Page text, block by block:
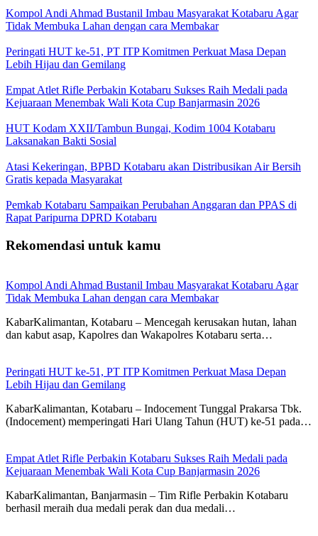
Kompol Andi Ahmad Bustanil Imbau Masyarakat Kotabaru Agar
Tidak Membuka Lahan dengan cara Membakar
Peringati HUT ke-51, PT ITP Komitmen Perkuat Masa Depan
Lebih Hijau dan Gemilang
Empat Atlet Rifle Perbakin Kotabaru Sukses Raih Medali pada
Kejuaraan Menembak Wali Kota Cup Banjarmasin 2026
HUT Kodam XXII/Tambun Bungai, Kodim 1004 Kotabaru
Laksanakan Bakti Sosial
Atasi Kekeringan, BPBD Kotabaru akan Distribusikan Air Bersih
Gratis kepada Masyarakat
Pemkab Kotabaru Sampaikan Perubahan Anggaran dan PPAS di
Rapat Paripurna DPRD Kotabaru
Rekomendasi untuk kamu
Kompol Andi Ahmad Bustanil Imbau Masyarakat Kotabaru Agar
Tidak Membuka Lahan dengan cara Membakar
KabarKalimantan, Kotabaru – Mencegah kerusakan hutan, lahan
dan kabut asap, Kapolres dan Wakapolres Kotabaru serta…
Peringati HUT ke-51, PT ITP Komitmen Perkuat Masa Depan
Lebih Hijau dan Gemilang
KabarKalimantan, Kotabaru – Indocement Tunggal Prakarsa Tbk.
(Indocement) memperingati Hari Ulang Tahun (HUT) ke-51 pada…
Empat Atlet Rifle Perbakin Kotabaru Sukses Raih Medali pada
Kejuaraan Menembak Wali Kota Cup Banjarmasin 2026
KabarKalimantan, Banjarmasin – Tim Rifle Perbakin Kotabaru
berhasil meraih dua medali perak dan dua medali…